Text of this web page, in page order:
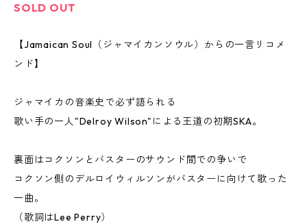
SOLD OUT
【Jamaican Soul（ジャマイカンソウル）からの一言リコメ
ンド】
ジャマイカの音楽史で必ず語られる
歌い手の一人"Delroy Wilson"による王道の初期SKA。
裏面はコクソンとバスターのサウンド間での争いで
コクソン側のデルロイウィルソンがバスターに向けて歌った
一曲。
（歌詞はLee Perry）